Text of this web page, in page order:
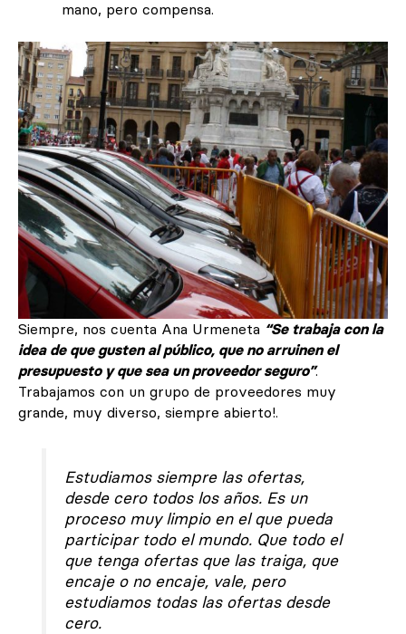
mano, pero compensa.
Siempre, nos cuenta Ana Urmeneta “Se trabaja con la
idea de que gusten al público, que no arruinen el
presupuesto y que sea un proveedor seguro”.
Trabajamos con un grupo de proveedores muy
grande, muy diverso, siempre abierto!.
Estudiamos siempre las ofertas,
desde cero todos los años. Es un
proceso muy limpio en el que pueda
participar todo el mundo. Que todo el
que tenga ofertas que las traiga, que
encaje o no encaje, vale, pero
estudiamos todas las ofertas desde
cero.